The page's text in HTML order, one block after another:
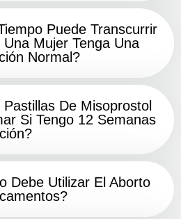
Puede Transcurrir
Mujer Tenga Una
Normal?
De Misoprostol
Si Tengo 12 Semanas
Debe Utilizar El Aborto